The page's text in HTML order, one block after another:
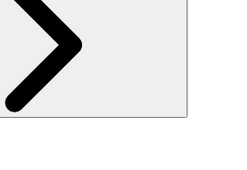
ヒストリー
採用情報